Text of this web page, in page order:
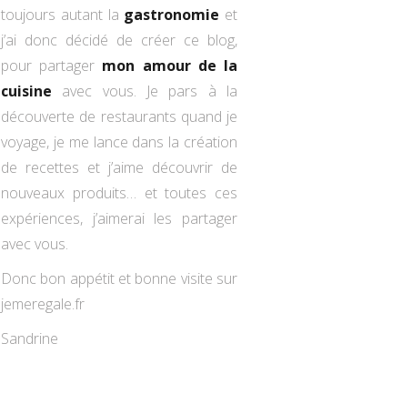
toujours autant la gastronomie et
j’ai donc décidé de créer ce blog,
pour partager mon amour de la
cuisine avec vous. Je pars à la
découverte de restaurants quand je
voyage, je me lance dans la création
de recettes et j’aime découvrir de
nouveaux produits… et toutes ces
expériences, j’aimerai les partager
avec vous.
Donc bon appétit et bonne visite sur
jemeregale.fr
Sandrine